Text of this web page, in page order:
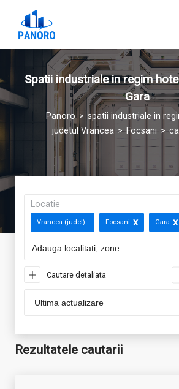
Spatii industriale in regim
Gara
Panoro
spatii industriale in
judetul Vrancea
Focsani
Locatie
Vrancea (judet) Focsani Gara
Cautare detaliata
Rezultatele cautarii